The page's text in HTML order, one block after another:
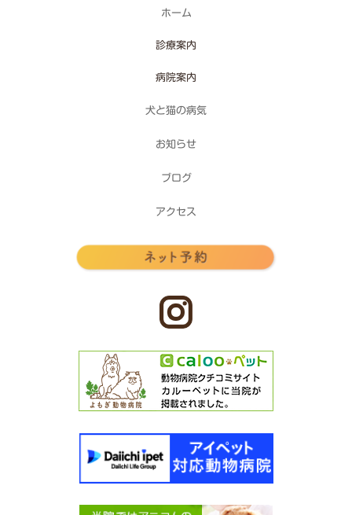
ホーム
診療案内
病院案内
犬と猫の病気
お知らせ
ブログ
アクセス